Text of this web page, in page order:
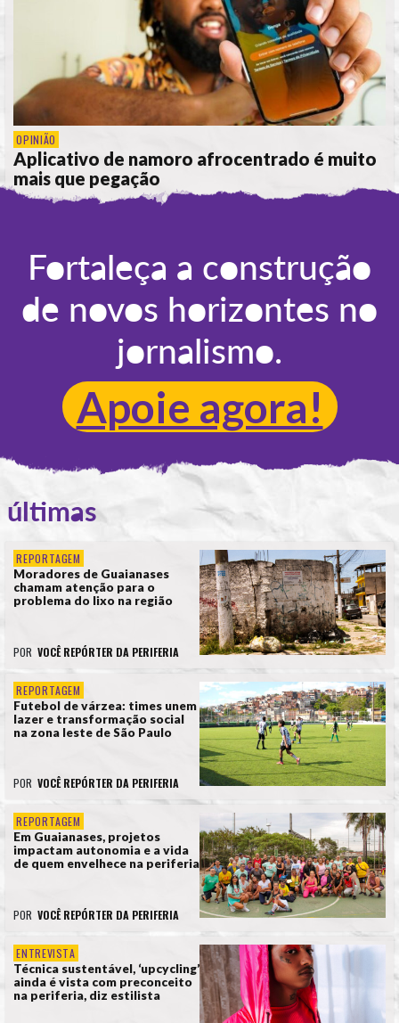
OPINIÃO
Aplicativo de namoro afrocentrado é muito
mais que pegação
Fortaleça a construção
de novos horizontes no
jornalismo.
Apoie agora!
últimas
REPORTAGEM
Moradores de Guaianases
chamam atenção para o
problema do lixo na região
POR VOCÊ REPÓRTER DA PERIFERIA
REPORTAGEM
Futebol de várzea: times unem
lazer e transformação social
na zona leste de São Paulo
POR VOCÊ REPÓRTER DA PERIFERIA
REPORTAGEM
Em Guaianases, projetos
impactam autonomia e a vida
de quem envelhece na periferia
POR VOCÊ REPÓRTER DA PERIFERIA
ENTREVISTA
Técnica sustentável, ‘upcycling’
ainda é vista com preconceito
na periferia, diz estilista